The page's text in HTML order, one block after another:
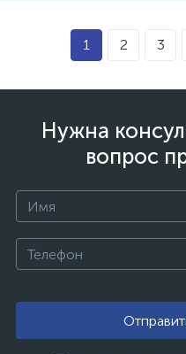
1 2 3
Нужна
вопрос